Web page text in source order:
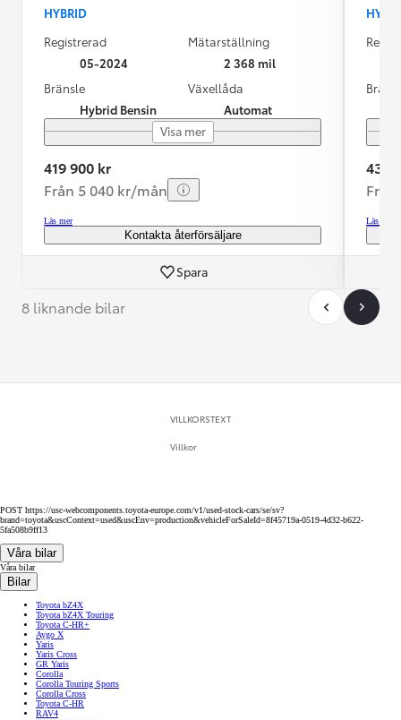
HYBRID
Registrerad
05-2024
Mätarställning
2 368 mil
Bränsle
Hybrid Bensin
Växellåda
Automat
Visa mer
419 900 kr
Från 5 040 kr/mån
Läs mer
Kontakta återförsäljare
Spara
435
Läs mer
8 liknande bilar
VILLKORSTEXT
Villkor
POST https://usc-webcomponents.toyota-europe.com/v1/used-stock-cars/se/sv?
brand=toyota&uscContext=used&uscEnv=production&vehicleForSaleId=8f45719a-0519-4d32-b622-
5fa508b9ff13
Våra bilar
Våra bilar
Bilar
Toyota bZ4X
Toyota bZ4X Touring
Toyota C-HR+
Aygo X
Yaris
Yaris Cross
GR Yaris
Corolla
Corolla Touring Sports
Corolla Cross
Toyota C-HR
RAV4